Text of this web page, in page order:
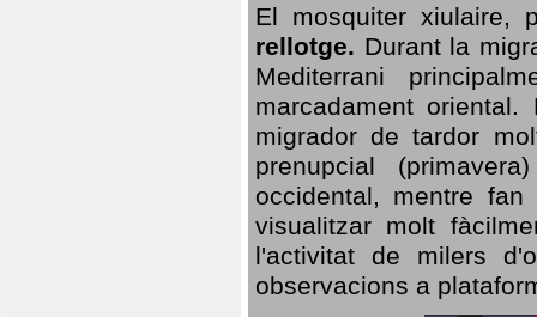
El mosquiter xiulaire,
rellotge. Durant la
Mediterrani
marcadament
migrador de tardor
prenupcial
occidental, mentre
visualitzar molt
l'activitat de milers
observacions a